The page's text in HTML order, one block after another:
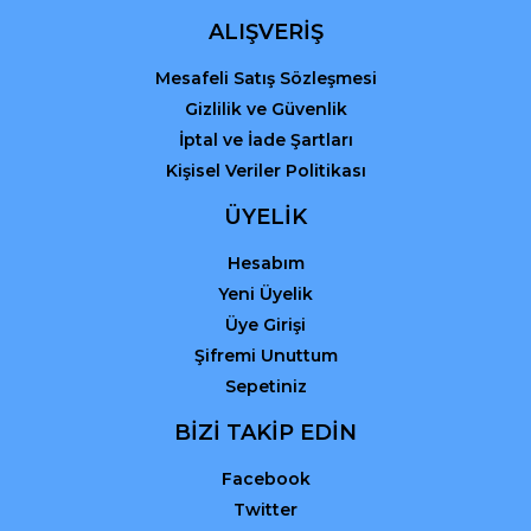
ALIŞVERİŞ
Mesafeli Satış Sözleşmesi
Gizlilik ve Güvenlik
İptal ve İade Şartları
Kişisel Veriler Politikası
ÜYELİK
Hesabım
Yeni Üyelik
Üye Girişi
Şifremi Unuttum
Sepetiniz
BİZİ TAKİP EDİN
Facebook
Twitter